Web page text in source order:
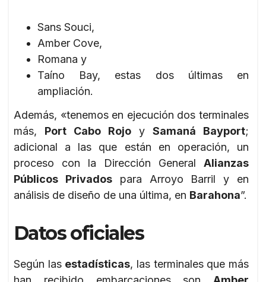
Sans Souci,
Amber Cove,
Romana y
Taíno Bay, estas dos últimas en
ampliación.
Además, «tenemos en ejecución dos terminales
más, Port Cabo Rojo y Samaná Bayport;
adicional a las que están en operación, un
proceso con la Dirección General Alianzas
Públicos Privadospara Arroyo Barril y en
análisis de diseño de una última, en Barahona”.
Datos oficiales
Según las estadísticas, las terminales que más